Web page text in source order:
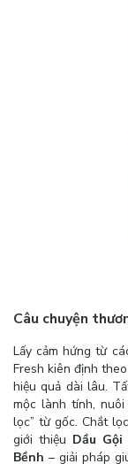
Câu chuyện
Lấy cảm hứng từ
Fresh kiên định
hiệu quả dài lâu.
mộc lành tính,
lọc” từ gốc. Chắt
giới thiệu Dầu
Bềnh – giải pháp